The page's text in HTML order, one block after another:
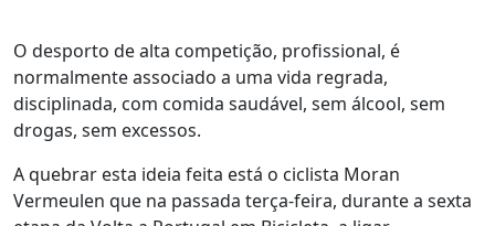
O desporto de alta competição, profissional, é
normalmente associado a uma vida regrada,
disciplinada, com comida saudável, sem álcool, sem
drogas, sem excessos.
A quebrar esta ideia feita está o ciclista Moran
Vermeulen que na passada terça-feira, durante a sexta